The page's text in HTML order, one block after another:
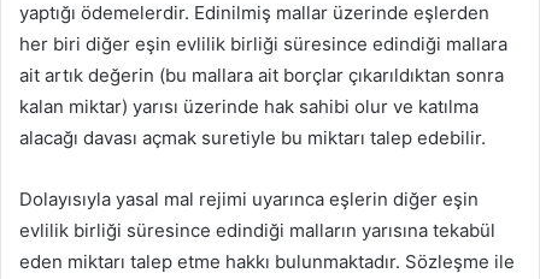
yaptığı ödemelerdir. Edinilmiş mallar üzerinde eşlerden
her biri diğer eşin evlilik birliği süresince edindiği mallara
ait artık değerin (bu mallara ait borçlar çıkarıldıktan sonra
kalan miktar) yarısı üzerinde hak sahibi olur ve katılma
alacağı davası açmak suretiyle bu miktarı talep edebilir.
Dolayısıyla yasal mal rejimi uyarınca eşlerin diğer eşin
evlilik birliği süresince edindiği malların yarısına tekabül
eden miktarı talep etme hakkı bulunmaktadır. Sözleşme ile